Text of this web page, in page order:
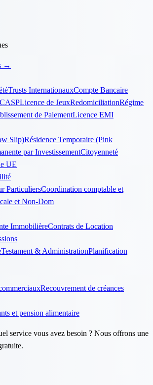
→
Trusts InternationauxCompte Bancaire
Licence de JeuxRedomiciliationRégime
de PaiementLicence EMI
Slip)Résidence Temporaire (Pink
par InvestissementCitoyenneté
UE
ParticuliersCoordination comptable et
et Non-Dom
ImmobilièreContrats de Location
Testament & AdministrationPlanification
Recouvrement de créances
et pension alimentaire
service vous avez besoin ? Nous offrons une